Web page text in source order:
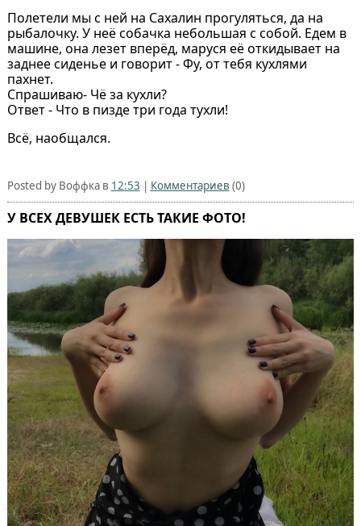
Полетели мы с ней на Сахалин прогуляться, да на
рыбалочку. У неё собачка небольшая с собой. Едем в
машине, она лезет вперёд, маруся её откидывает на
заднее сиденье и говорит - Фу, от тебя кухлями
пахнет.
Спрашиваю- Чё за кухли?
Ответ - Что в пизде три года тухли!
Всё, наобщался.
Posted by Воффка в 12:53 Комментариев (0)
У ВСЕХ ДЕВУШЕК ЕСТЬ ТАКИЕ ФОТО!